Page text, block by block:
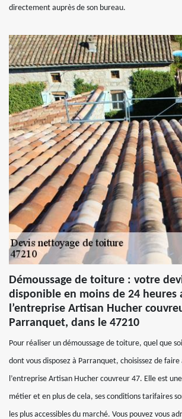
directement auprès de son bureau.
Démoussage de toiture : votre
disponible en moins de 24 heures
l’entreprise Artisan Hucher
Parranquet, dans le 47210
Pour réaliser un démoussage de toiture, quel que
dont vous disposez à Parranquet, choisissez de faire
l’entreprise Artisan Hucher couvreur 47. Elle est
métier et en plus de cela, ses conditions tarifaires
les plus accessibles du marché. Vous pouvez vous